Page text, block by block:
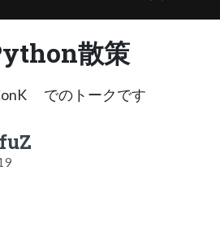
散策
でのトークです